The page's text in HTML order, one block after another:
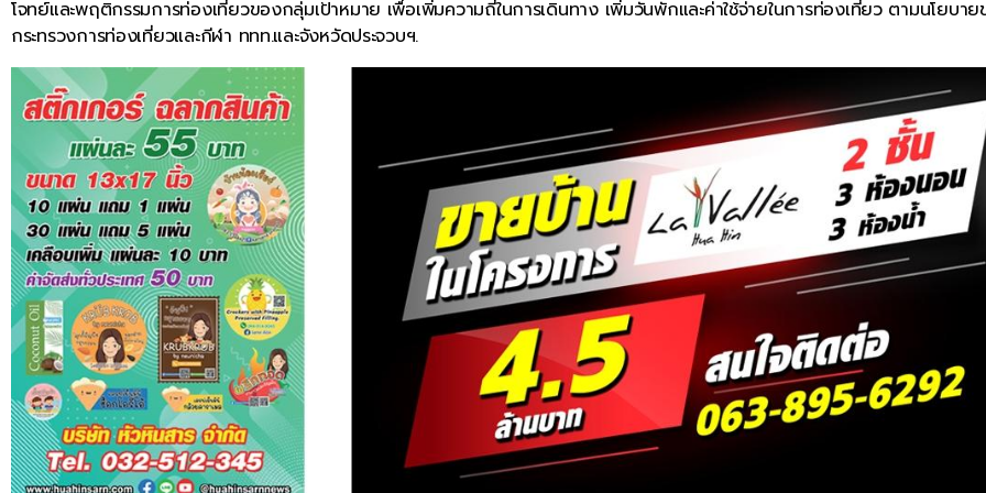
โจทย์และพฤติกรรมการท่องเที่ยวของกลุ่มเป้าหมาย เพื่อเพิ่มความถี่ในการเดินทาง เพิ่มวันพักและค่าใช้จ่ายในการท่องเที่ยว ตามนโยบา
กระทรวงการท่องเที่ยวและกีฬา ททท.และจังหวัดประจวบฯ.